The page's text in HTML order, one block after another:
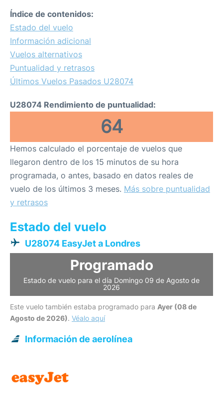
Índice de contenidos:
Estado del vuelo
Información adicional
Vuelos alternativos
Puntualidad y retrasos
Últimos Vuelos Pasados U28074
U28074 Rendimiento de puntualidad:
64
Hemos calculado el porcentaje de vuelos que
llegaron dentro de los 15 minutos de su hora
programada, o antes, basado en datos reales de
vuelo de los últimos 3 meses. Más sobre puntualidad
y retrasos
Estado del vuelo
U28074 EasyJet a Londres
Programado
Estado de vuelo para el día Domingo 09 de Agosto de
2026
Este vuelo también estaba programado para Ayer (08 de
Agosto de 2026). Véalo aquí
Información de aerolínea